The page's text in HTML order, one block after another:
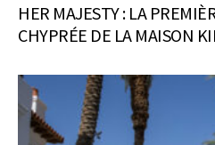
HER MAJESTY : LA
CHYPRÉE DE LA MAISON